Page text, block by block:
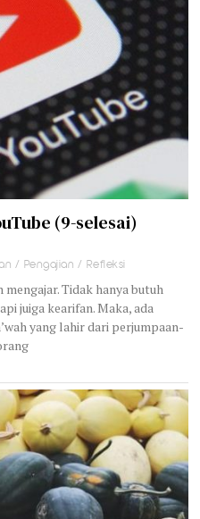
(9-selesai)
/ Pengajian / Refleksi
Tidak hanya butuh
juiga kearifan. Maka, ada
yang lahir dari perjumpaan-